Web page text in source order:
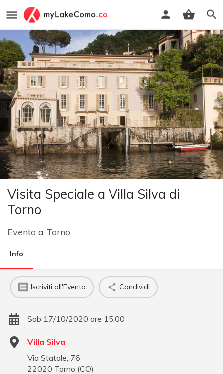
Visita Speciale a Villa Silva di
Torno
Evento a Torno
Info
Iscriviti all'Evento Condividi
Sab 17/10/2020 ore 15:00
Villa Silva
Via Statale, 76
22020 Torno (CO)